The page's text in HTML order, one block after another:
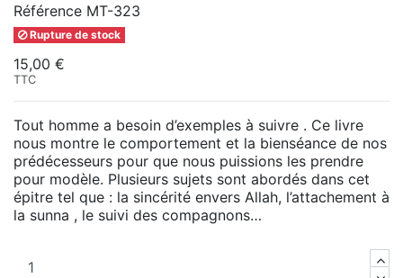
Référence MT-323
Rupture de stock
15,00 €
TTC
Tout homme a besoin d’exemples à suivre . Ce livre
nous montre le comportement et la bienséance de nos
prédécesseurs pour que nous puissions les prendre
pour modèle. Plusieurs sujets sont abordés dans cet
épitre tel que : la sincérité envers Allah, l’attachement à
la sunna , le suivi des compagnons…